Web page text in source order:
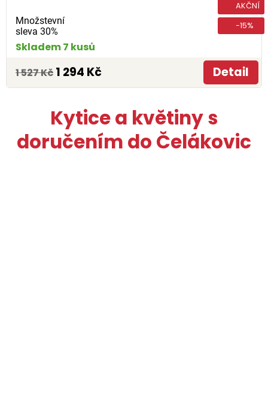
Množstevní
sleva 30%
AKČNÍ
-15%
Skladem 7 kusů
1 527 Kč 1 294 Kč Detail
Kytice a květiny s
doručením do Čelákovic